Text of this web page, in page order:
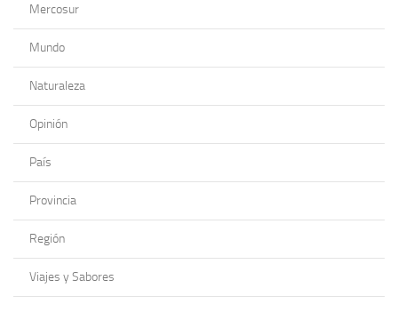
Mercosur
Mundo
Naturaleza
Opinión
País
Provincia
Región
Viajes y Sabores